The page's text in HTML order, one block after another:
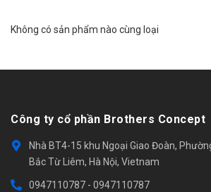
Không có sản phẩm nào cùng loại
Công ty cổ phần Brothers Concept
Nhà BT4-15 khu Ngoại Giao Đoàn,
Bắc Từ Liêm, Hà Nội, Vietnam
0947110787 - 0947110787